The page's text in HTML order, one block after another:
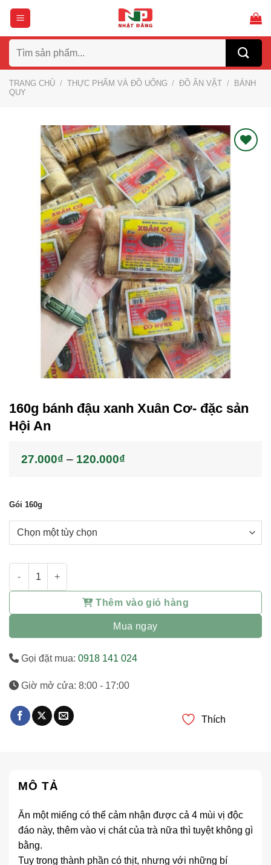
Bỏ
nội
dung
kiếm:
TRANG CHỦ / THỰC PHẨM VÀ ĐỒ UỐNG / ĐỒ ĂN VẶT /
BÁNH
QUY
160g bánh đậu xanh Xuân Cơ- đặc sản
Hội An
27.000₫ – 120.000₫
Gói 160g
Thêm vào giỏ hàng
Mua ngay
Gọi đặt mua: 0918 141 024
Giờ mở cửa: 8:00 - 17:00
Thích
MÔ TẢ
Ăn một miếng có thể cảm nhận được cả 4 mùi vị độc
đáo này, thêm vào vị chát của trà nữa thì tuyệt không gì
bằng.
Tuy trong thành phần có thịt, nhưng với những bí